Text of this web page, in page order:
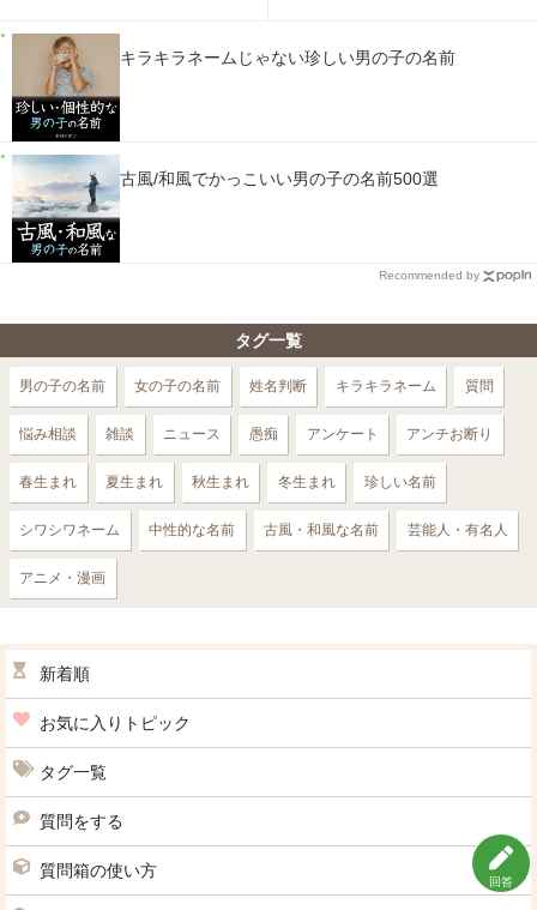
回答
キラキラネームじゃない珍しい男の子の名前
古風/和風でかっこいい男の子の名前500選
Recommended by
タグ一覧
男の子の名前 女の子の名前 姓名判断 キラキラネーム 質問
悩み相談 雑談 ニュース 愚痴 アンケート アンチお断り
春生まれ 夏生まれ 秋生まれ 冬生まれ 珍しい名前
シワシワネーム 中性的な名前 古風・和風な名前 芸能人・有名人
アニメ・漫画
新着順
お気に入りトピック
タグ一覧
質問をする
質問箱の使い方